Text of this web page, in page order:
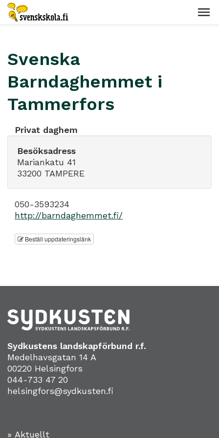
Svenska
Barndaghemmet i
Tammerfors
Privat daghem
Besöksadress
Mariankatu 41
33200 TAMPERE
050-3593234
http://barndaghemmet.fi/
Beställ uppdateringslänk
Sydkustens landskapförbund r.f.
Medelhavsgatan 14 A
00220 Helsingfors
044-733 47 20
helsingfors@sydkusten.fi
» Aktuellt